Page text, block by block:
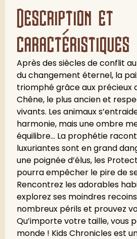
Description et
caractéristiques
Après des siècles de conflit
du changement éternel, la
triomphé grâce aux précieux
Chêne, le plus ancien et
vivants. Les animaux
harmonie, mais une ombre
équilibre… La prophétie
luxuriantes sont en grand
une poignée d’élus, les
pourra empêcher le pire de
Rencontrez les adorables
explorez ses moindres
nombreux périls et prouvez
Qu’importe votre taille, vous
monde ! Kids Chronicles est